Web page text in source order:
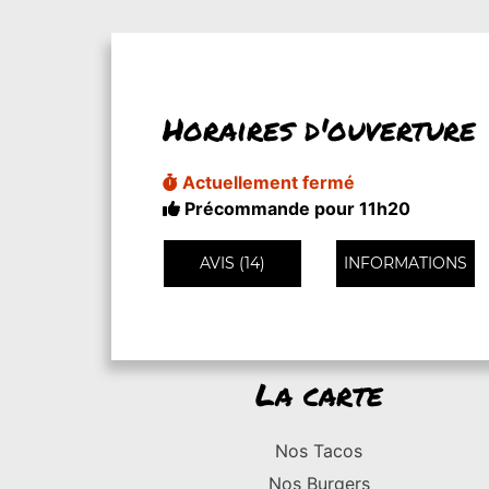
Horaires d'ouverture
Actuellement fermé
Précommande pour 11h20
AVIS (14) INFORMATIONS
La carte
Nos Tacos
Nos Burgers